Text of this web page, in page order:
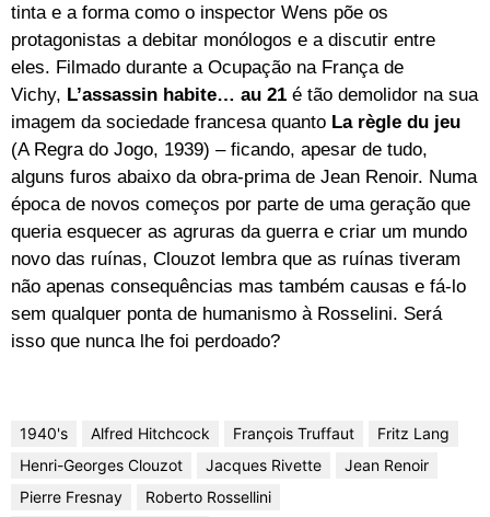
tinta e a forma como o inspector Wens põe os
protagonistas a debitar monólogos e a discutir entre
eles. Filmado durante a Ocupação na França de
Vichy, L’assassin habite… au 21 é tão demolidor na sua
imagem da sociedade francesa quanto La règle du jeu
(A Regra do Jogo, 1939) – ficando, apesar de tudo,
alguns furos abaixo da obra-prima de Jean Renoir. Numa
época de novos começos por parte de uma geração que
queria esquecer as agruras da guerra e criar um mundo
novo das ruínas, Clouzot lembra que as ruínas tiveram
não apenas consequências mas também causas e fá-lo
sem qualquer ponta de humanismo à Rosselini. Será
isso que nunca lhe foi perdoado?
1940's Alfred Hitchcock François Truffaut
Fritz Lang
Henri-Georges Clouzot
Jacques Rivette
Jean Renoir
Pierre Fresnay
Roberto Rossellini